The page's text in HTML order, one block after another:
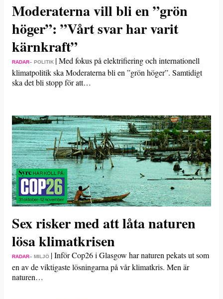
Moderaterna vill bli en ”grön
höger”: ”Vårt svar har varit
kärnkraft”
RADAR– POLITIK |Med fokus på elektrifiering och internationell
klimatpolitik ska Moderaterna bli en ”grön höger”. Samtidigt
ska det bli stopp för att…
Sex risker med att låta naturen
lösa klimatkrisen
RADAR– MILJÖ |Inför Cop26 i Glasgow har naturen pekats ut som
en av de viktigaste lösningarna på vår klimatkris. Men är
naturen…